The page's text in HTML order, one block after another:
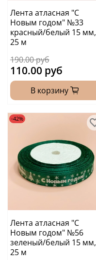
Лента атласная "С
Новым годом" №33
красный/белый 15 мм,
25 м
190.00 руб
110.00 руб
В корзину
-42%
Лента атласная "С
Новым годом" №56
зеленый/белый 15 мм,
25 м